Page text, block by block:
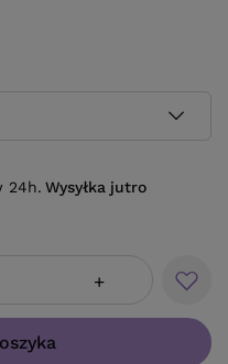
+
24h. Wysyłka jutro